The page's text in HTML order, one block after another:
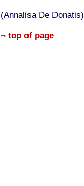
(Annalisa De Donatis)
¬ top of page